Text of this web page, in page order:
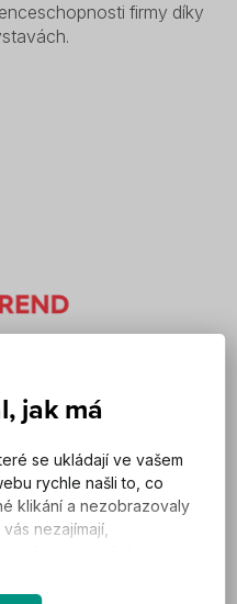
firmy díky
Trend výzva 1:
Inteligentní filtrace
terciárního dočištění
odpadních vod pomocí
super textilií a nano
membrán
jak má
se ukládají ve vašem
rychle našli to, co
klikání a nezobrazovaly
nezajímají,
zpracováním.
pozná a zobrazí se